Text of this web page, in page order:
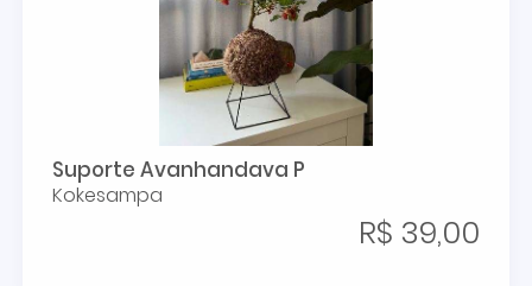
Suporte Avanhandava P
Kokesampa
R$ 39,00